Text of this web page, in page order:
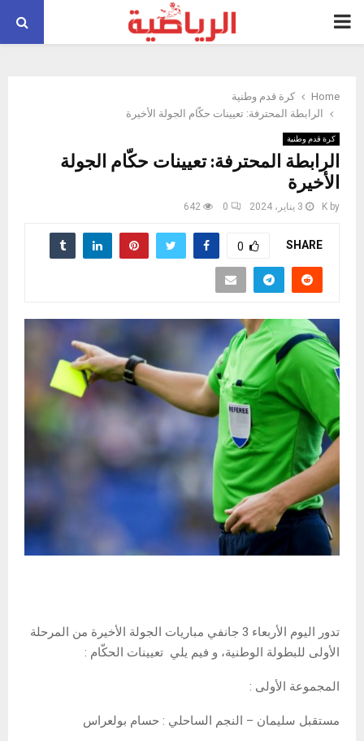
PRIMARY
Home
كرة قدم وطنية
الرابطة المحترفة: تعيينات حكّام الجولة الأخيرة
كرة قدم وطنية
الرابطة المحترفة: تعيينات حكّام الجولة
الأخيرة
by
K 3 يناير، 2024 0
642
SHARE
0
تدور اليوم الأربعاء 3 جانفي مباريات الجولة الأخيرة من المرحلة
الأولى للبطولة الوطنية، و فيم يلي تعيينات الحكّام :
المجموعة الأولى :
مستقبل سليمان – النجم الساحلي : حسام بولعراس